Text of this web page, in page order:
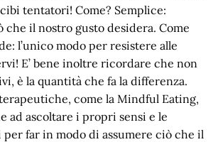
tentatori! Come? Semplice:
che il nostro gusto desidera. Come
l’unico modo per resistere alle
E’ bene inoltre ricordare che non
è la quantità che fa la differenza.
come la Mindful Eating,
ad ascoltare i propri sensi e le
far in modo di assumere ciò che il